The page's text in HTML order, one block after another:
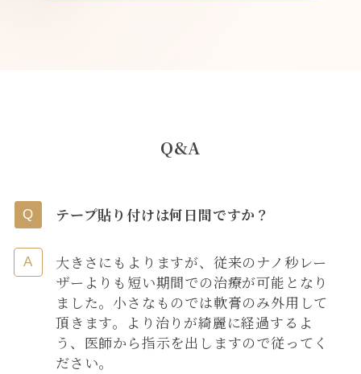
Q&A
テープ貼り付けは何日間ですか？
大きさにもよりますが、従来のナノ秒レー
ザーよりも短い期間での治療が可能となり
ました。小さなものでは軟膏のみ外用して
頂きます。より治りが綺麗に経過するよ
う、医師から指示を出しますので従ってく
ださい。